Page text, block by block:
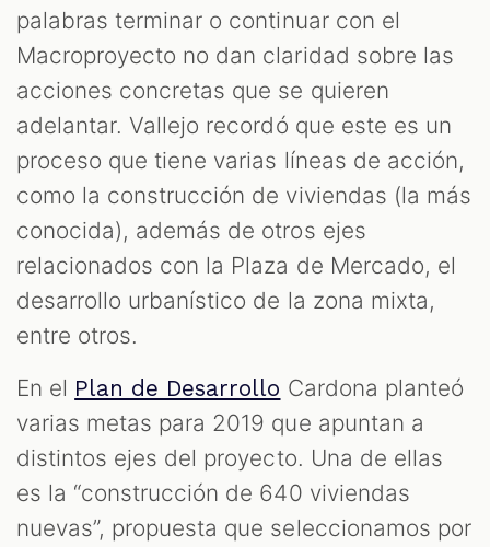
palabras terminar o continuar con el
Macroproyecto no dan claridad sobre las
acciones concretas que se quieren
adelantar. Vallejo recordó que este es un
proceso que tiene varias líneas de acción,
como la construcción de viviendas (la más
conocida), además de otros ejes
relacionados con la Plaza de Mercado, el
desarrollo urbanístico de la zona mixta,
entre otros.
En el Plan de Desarrollo Cardona planteó
varias metas para 2019 que apuntan a
distintos ejes del proyecto. Una de ellas
es la “construcción de 640 viviendas
nuevas”, propuesta que seleccionamos por